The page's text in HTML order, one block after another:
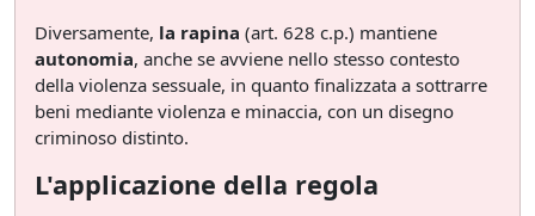
Diversamente, la rapina (art. 628 c.p.) mantiene
autonomia, anche se avviene nello stesso contesto
della violenza sessuale, in quanto finalizzata a sottrarre
beni mediante violenza e minaccia, con un disegno
criminoso distinto.
L'applicazione della regola